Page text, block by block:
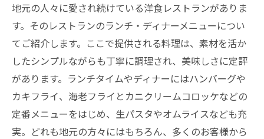
地元の人々に愛され続けている洋食レストランがありま
す。そのレストランのランチ・ディナーメニューについ
てご紹介します。ここで提供される料理は、素材を活か
したシンプルながらも丁寧に調理され、美味しさに定評
があります。ランチタイムやディナーにはハンバーグや
カキフライ、海老フライとカニクリームコロッケなどの
定番メニューをはじめ、生パスタやオムライスなども充
実。どれも地元の方々にはもちろん、多くのお客様から